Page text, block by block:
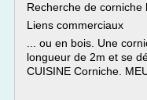
Recherche de
Liens commerciaux
... ou en bois. Une
longueur de 2m et se
CUISINE Corniche.